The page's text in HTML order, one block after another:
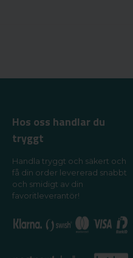
Hos oss handlar du
tryggt
Handla tryggt och säkert och
få din order levererad snabbt
och smidigt av din
favoritleverantör!